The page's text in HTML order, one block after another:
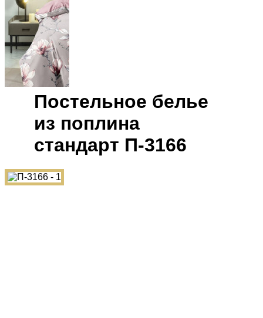
Постельное белье
из поплина
cтандарт П-3166